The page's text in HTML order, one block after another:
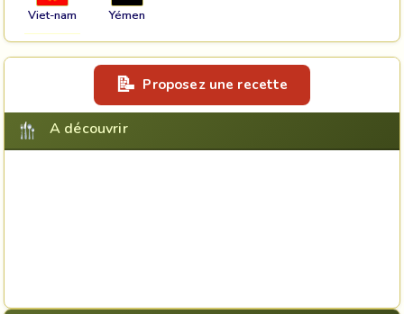
Viet-nam Yémen
Proposez une recette
A découvrir